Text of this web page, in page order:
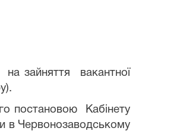
зайняття вакантної
постановою Кабінету
в Червонозаводському